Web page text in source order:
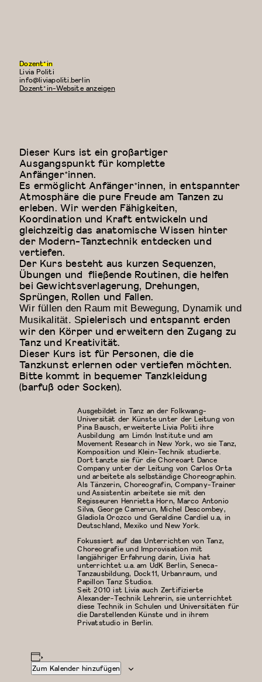
Dieser Kurs ist ein großartiger
Ausgangspunkt für komplette
Anfänger*innen.
Es ermöglicht Anfänger*innen, in entspannter
Atmosphäre die pure Freude am Tanzen zu
erleben. Wir werden Fähigkeiten,
Koordination und Kraft entwickeln und
gleichzeitig das anatomische Wissen hinter
der Modern-Tanztechnik entdecken und
vertiefen.
Der Kurs besteht aus kurzen Sequenzen,
Übungen und fließende Routinen, die helfen
bei Gewichtsverlagerung, Drehungen,
Sprüngen, Rollen und Fallen.
Wir füllen den Raum mit Bewegung, Dynamik und
Musikalität. Spielerisch und entspannt erden
wir den Körper und erweitern den Zugang zu
Tanz und Kreativität.
Dieser Kurs ist für Personen, die die
Tanzkunst erlernen oder vertiefen möchten.
Bitte kommt in bequemer Tanzkleidung
(barfuß oder Socken).
Zum Kalender hinzufügen
Dozent*in
Livia Politi
E-
Mail:
info@liviapoliti.berlin
Dozent*in-Website anzeigen
Ausgebildet in Tanz an der Folkwang-
Universität der Künste unter der Leitung von
Pina Bausch, erweiterte Livia Politi ihre
Ausbildung am Limón Institute und am
Movement Research in New York, wo sie Tanz,
Komposition und Klein-Technik studierte.
Dort tanzte sie für die Choreoart Dance
Company unter der Leitung von Carlos Orta
und arbeitete als selbständige Choreographin.
Als Tänzerin, Choreografin, Company-Trainer
und Assistentin arbeitete sie mit den
Regisseuren Henrietta Horn, Marco Antonio
Silva, George Camerun, Michel Descombey,
Gladiola Orozco und Geraldine Cardiel u.a, in
Deutschland, Mexiko und New York.
Fokussiert auf das Unterrichten von Tanz,
Choreografie und Improvisation mit
langjähriger Erfahrung darin, Livia hat
unterrichtet u.a. am UdK Berlin, Seneca-
Tanzausbildung, Dock11, Urbanraum, und
Papillon Tanz Studios.
Seit 2010 ist Livia auch Zertifizierte
Alexander-Technik Lehrerin, sie unterrichtet
diese Technik in Schulen und Universitäten für
die Darstellenden Künste und in ihrem
Privatstudio in Berlin.